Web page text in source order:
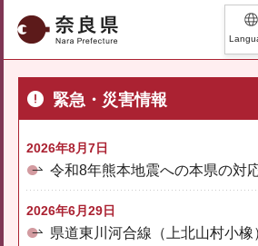
奈良県
緊急・災害情報
2026年8月7日
令和8年熊本地震への本県の対
2026年6月29日
県道東川河合線（上北山村小